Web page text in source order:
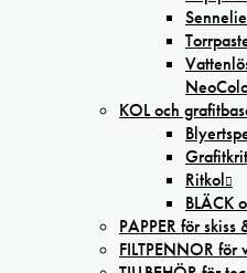
KOL och
Ritkol
BLÄCK
PAPPER för skiss
FILTPENNOR för